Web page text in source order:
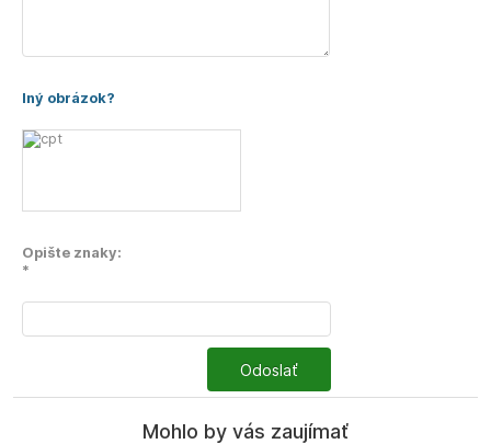
Iný obrázok?
Opište znaky:
*
Odoslať
Mohlo by vás zaujímať